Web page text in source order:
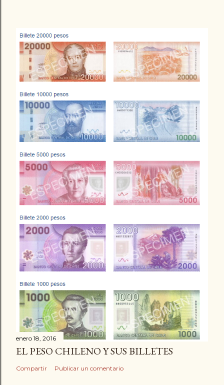
enero 18, 2016
EL PESO CHILENO Y SUS BILLETES
Compartir Publicar un comentario